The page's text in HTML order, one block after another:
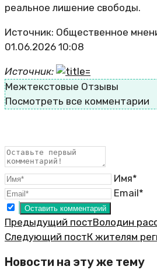
реальное лишение свободы.
Источник: Общественное
01.06.2026 10:08
Источник:
Межтекстовые Отзывы
Посмотреть все комментарии
Имя*
Email*
Предыдущий постВолодин
Следующий постК жителям
Новости на эту же тему